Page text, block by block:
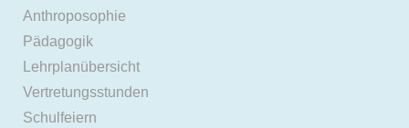
Anthroposophie
Pädagogik
Lehrplanübersicht
Vertretungsstunden
Schulfeiern